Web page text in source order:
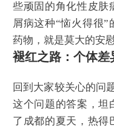
些顽固的角化性皮肤
屑病这种“恼火得很
药物，就是莫大的安慰
褪红之路：个体差
回到大家较关心的问
这个问题的答案，坦
了成都的夏天，热得